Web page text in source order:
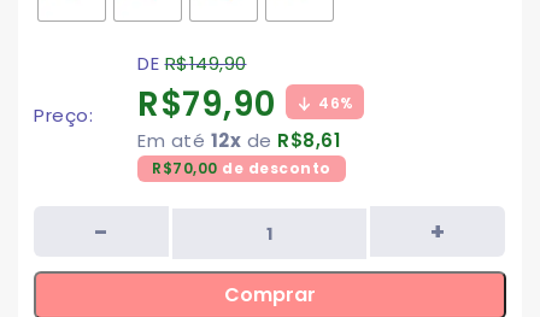
Preço:
DER$149,90
R$79,90 46%
Em até 12x de R$8,61
R$70,00 de desconto
Comprar